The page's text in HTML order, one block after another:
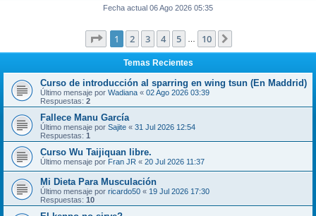
a
r
Fecha actual 06 Ago 2026 05:35
Página de 10
1 2 3 4 5 10
Temas Recientes
Curso de introducción al sparring en wing tsun (En Maddrid)
Último mensaje por Wadiana « 02 Ago 2026 03:39
Respuestas: 2
Fallece Manu García
Último mensaje por Sajite « 31 Jul 2026 12:54
Respuestas: 1
Curso Wu Taijiquan libre.
Último mensaje por Fran JR « 20 Jul 2026 11:37
Mi Dieta Para Musculación
Último mensaje por ricardo50 « 19 Jul 2026 17:30
Respuestas: 10